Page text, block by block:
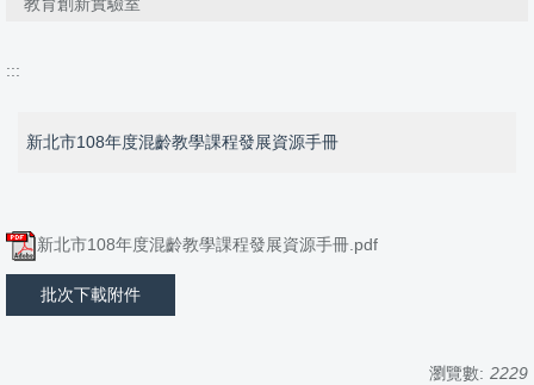
教育創新實驗室
:::
新北市108年度混齡教學課程發展資源手冊
新北市108年度混齡教學課程發展資源手冊.pdf
批次下載附件
瀏覽數: 2229